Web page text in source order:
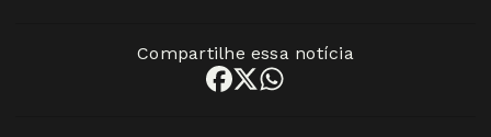
Compartilhe essa notícia